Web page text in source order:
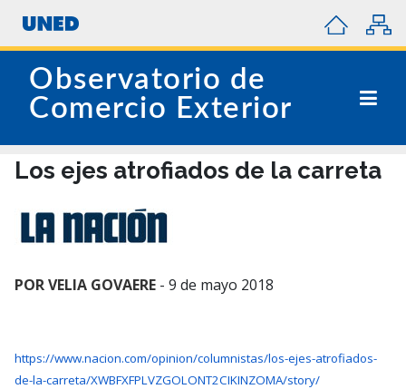
Observatorio de
Comercio Exterior
Los ejes atrofiados de la carreta
POR VELIA GOVAERE - 9 de mayo 2018
https://www.nacion.com/opinion/columnistas/los-ejes-atrofiados-
de-la-carreta/XWBFXFPLVZGOLONT2CIKINZOMA/story/